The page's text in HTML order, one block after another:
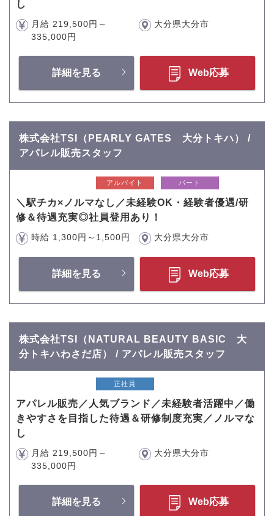
し
月給 219,500円～
335,000円
大分県大分市
詳細を見る Web応募
株式会社TSI（PEARLY GATES 大分トキハ） /
アパレル販売スタッフ
アルバイト パート
＼駅チカ×ノルマなし／未経験OK・経験者優遇/研
修＆待遇充実◎社員登用あり！
時給 1,300円～1,500円 大分県大分市
詳細を見る Web応募
株式会社TSI（NATURAL BEAUTY BASIC 大
分トキハわさだ店） / アパレル販売スタッフ
正社員
アパレル販売／人気ブランド／未経験者活躍中／働
きやすさを目指した待遇＆研修制度充実／ノルマな
し
月給 219,500円～
335,000円
大分県大分市
詳細を見る Web応募